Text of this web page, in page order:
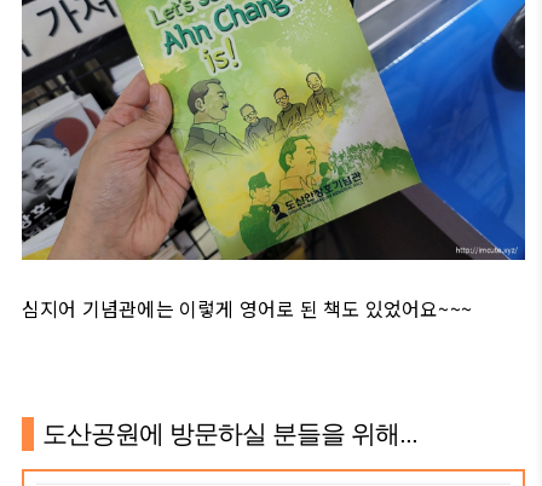
심지어 기념관에는 이렇게 영어로 된 책도 있었어요~~~
도산공원에 방문하실 분들을 위해...